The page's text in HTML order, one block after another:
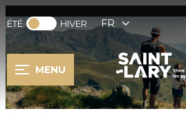
ÉTÉ HIVER FR
MENU